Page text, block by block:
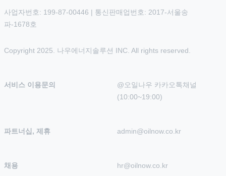
사업자번호: 199-87-00446 | 통신판매업번호: 2017-서울송
파-1678호
Copyright 2025. 나우에너지솔루션 INC. All rights reserved.
서비스 이용문의
@오일나우 카카오톡채널
(10:00~19:00)
파트너십, 제휴 admin@oilnow.co.kr
채용 hr@oilnow.co.kr